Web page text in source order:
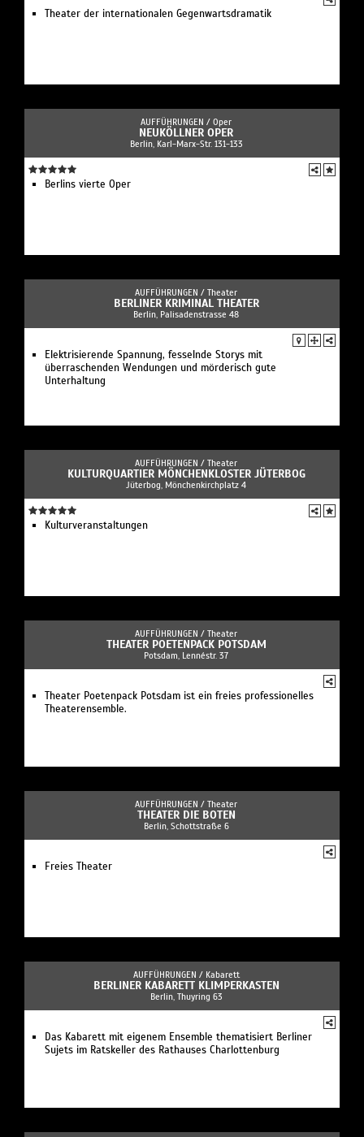
Theater der internationalen Gegenwartsdramatik
AUFFÜHRUNGEN / Oper
NEUKÖLLNER OPER
Berlin, Karl-Marx-Str. 131-133
Berlins vierte Oper
AUFFÜHRUNGEN / Theater
BERLINER KRIMINAL THEATER
Berlin, Palisadenstrasse 48
Elektrisierende Spannung, fesselnde Storys mit
überraschenden Wendungen und mörderisch gute
Unterhaltung
AUFFÜHRUNGEN / Theater
KULTURQUARTIER MÖNCHENKLOSTER JÜTERBOG
Jüterbog, Mönchenkirchplatz 4
Kulturveranstaltungen
AUFFÜHRUNGEN / Theater
THEATER POETENPACK POTSDAM
Potsdam, Lennéstr. 37
Theater Poetenpack Potsdam ist ein freies professionelles
Theaterensemble.
AUFFÜHRUNGEN / Theater
THEATER DIE BOTEN
Berlin, Schottstraße 6
Freies Theater
AUFFÜHRUNGEN / Kabarett
BERLINER KABARETT KLIMPERKASTEN
Berlin, Thuyring 63
Das Kabarett mit eigenem Ensemble thematisiert Berliner
Sujets im Ratskeller des Rathauses Charlottenburg